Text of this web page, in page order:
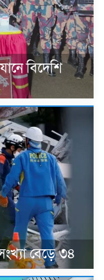
বিদেশি
বেড়ে ৩৪